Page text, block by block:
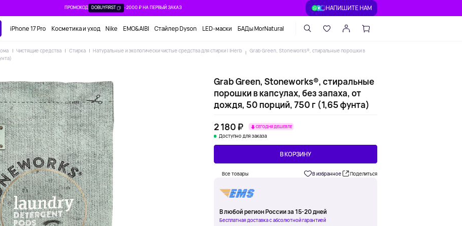
ПРОМОКОД DOBUYFIRST -2000 ₽ НА ПЕРВЫЙ ЗАКАЗ НАПИШИТЕ НАМ
iPhone 17 Pro Косметика и уход Nike EMO&AIBI Стайлер Dyson LED-маски БАДы MorNatural
Чистящие средства Стирка Натуральные и экологически чистые средства для стирки | iHerb
Grab Green, Stoneworks®, стиральные порошки в
Grab Green, Stoneworks®, стиральные
порошки в капсулах, без запаха, от
дождя, 50 порций, 750 г (1,65 фунта)
2 180 ₽
СЕГОДНЯ ДЕШЕВЛЕ
Доступно для заказа
В КОРЗИНУ
Все товары В избранное Поделиться
В любой регион России за 15-20 дней
Бесплатная доставка с абсолютной гарантией